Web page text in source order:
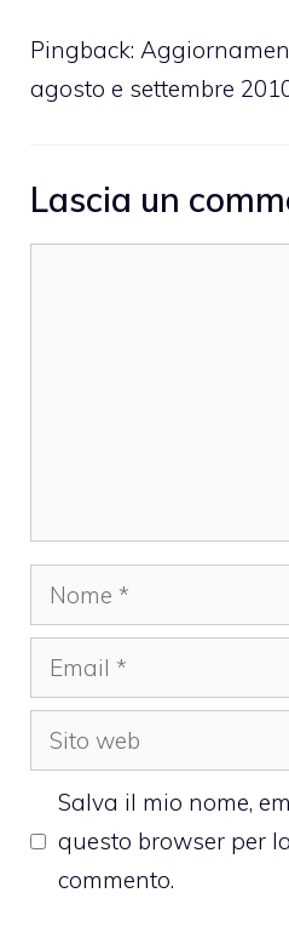
Pingback:
agosto e settembre
Lascia un
Nome
Email
Sito
web
Salva il mio nome,
questo browser per
commento.